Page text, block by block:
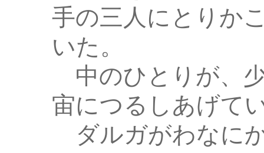
手の三人にとりか
いた。
中のひとりが、
宙につるしあげて
ダルガがわなに